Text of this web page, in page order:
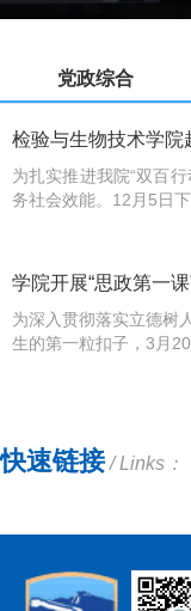
党政综合
检验与生物技术学院
为扎实推进我院“双百
务社会效能。12月5日下
学院开展“思政第一课
为深入贯彻落实立德树
生的第一粒扣子，3月20
快速链接/ Links：